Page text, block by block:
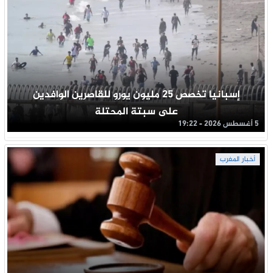
إسبانيا تخصص 25 مليون يورو للقاصرين الوافدين
على سبتة المحتلة
5 أغسطس 2026 - 19:22
أخبار المغرب